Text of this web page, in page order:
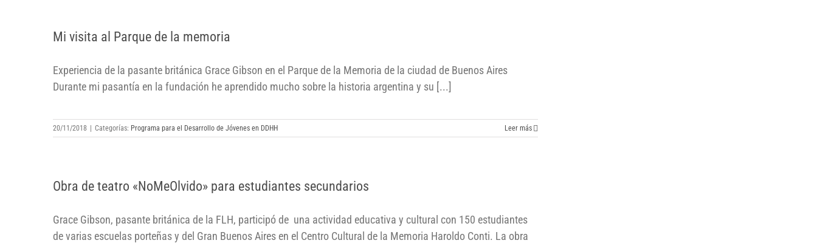
Mi visita al Parque de la memoria
Mi visita al Parque de la memoria
Experiencia de la pasante británica Grace Gibson en el Parque de la Memoria de la ciudad de Buenos Aires
Durante mi pasantía en la fundación he aprendido mucho sobre la historia argentina y su [...]
20/11/2018 Categorías: Programa para el Desarrollo de Jóvenes en DDHH Leer más
Obra de teatro «NoMeOlvido» para
Obra de teatro «NoMeOlvido» para estudiantes secundarios
Grace Gibson, pasante británica de la FLH, participó de una actividad educativa y cultural con 150 estudiantes
de varias escuelas porteñas y del Gran Buenos Aires en el Centro Cultural de la Memoria Haroldo Conti. La obra